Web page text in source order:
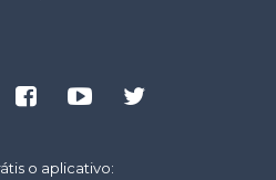
o aplicativo: